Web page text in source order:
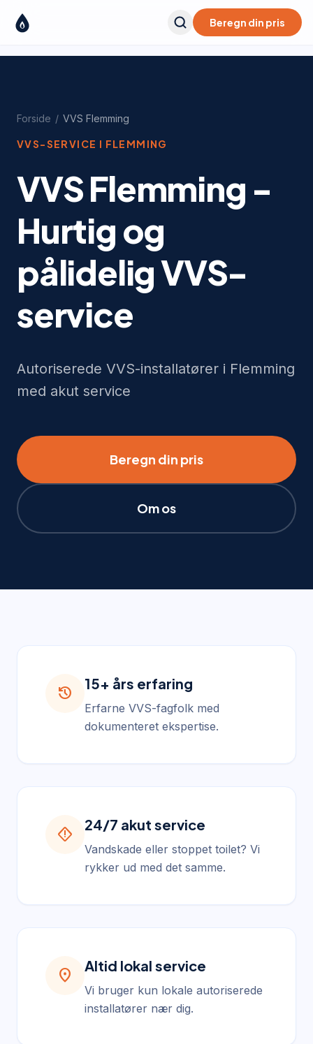
Beregn din pris
Forside / VVS Flemming
VVS-SERVICE I FLEMMING
VVS Flemming -
Hurtig og
pålidelig VVS-
service
Autoriserede VVS-installatører i Flemming
med akut service
Beregn din pris
Om os
history
15+ års erfaring
Erfarne VVS-fagfolk med
dokumenteret ekspertise.
emergency_home
24/7 akut service
Vandskade eller stoppet toilet? Vi
rykker ud med det samme.
location_on
Altid lokal service
Vi bruger kun lokale autoriserede
installatører nær dig.